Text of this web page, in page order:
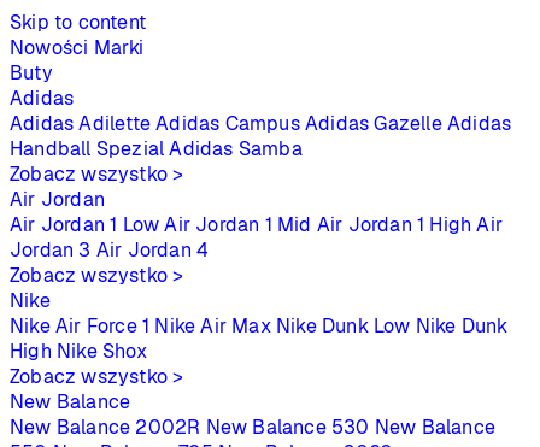
Skip to content
Nowości Marki
Buty
Adidas
Adidas Adilette Adidas Campus Adidas Gazelle Adidas
Handball Spezial Adidas Samba
Zobacz wszystko >
Air Jordan
Air Jordan 1 Low Air Jordan 1 Mid Air Jordan 1 High Air
Jordan 3 Air Jordan 4
Zobacz wszystko >
Nike
Nike Air Force 1 Nike Air Max Nike Dunk Low Nike Dunk
High Nike Shox
Zobacz wszystko >
New Balance
New Balance 2002R New Balance 530 New Balance